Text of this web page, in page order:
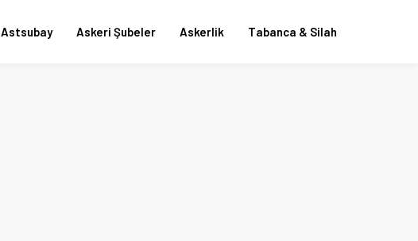
Astsubay Askeri Şubeler Askerlik Tabanca & Silah